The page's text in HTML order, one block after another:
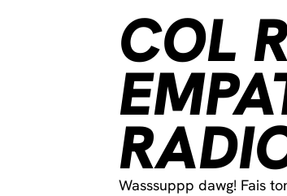
COL
Wasssuppp dawg! Fais